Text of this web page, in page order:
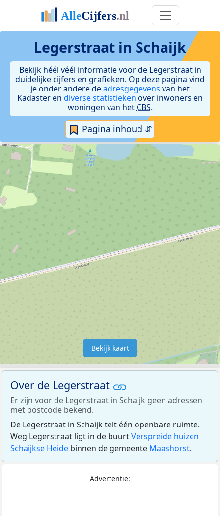
Legerstraat in Schaijk
Bekijk héél véél informatie voor de Legerstraat in
duidelijke cijfers en grafieken. Op deze pagina vind
je onder andere deadresgegevens van het
Kadaster en diverse statistieken over inwoners en
woningen van het CBS.
Pagina inhoud ⇵
Bekijk kaart
Over de Legerstraat
Er zijn voor de Legerstraat in Schaijk geen adressen
met postcode bekend.
De Legerstraat in Schaijk telt één openbare ruimte.
Weg Legerstraat ligt in de buurtVerspreide huizen
Schaijkse Heide binnen de gemeente Maashorst.
Advertentie: